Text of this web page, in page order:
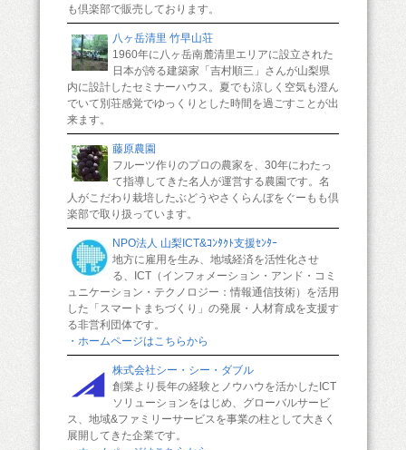
も倶楽部で販売しております。
八ヶ岳清里 竹早山荘
1960年に八ヶ岳南麓清里エリアに設立された
日本が誇る建築家「吉村順三」さんが山梨県
内に設計したセミナーハウス。夏でも涼しく空気も澄ん
でいて別荘感覚でゆっくりとした時間を過ごすことが出
来ます。
藤原農園
フルーツ作りのプロの農家を、30年にわたっ
て指導してきた名人が運営する農園です。名
人がこだわり栽培したぶどうやさくらんぼをぐーもも倶
楽部で取り扱っています。
NPO法人 山梨ICT&ｺﾝﾀｸﾄ支援ｾﾝﾀｰ
地方に雇用を生み、地域経済を活性化させ
る、ICT（インフォメーション・アンド・コミ
ュニケーション・テクノロジー：情報通信技術）を活用
した「スマートまちづくり」の発展・人材育成を支援す
る非営利団体です。
・ホームページはこちらから
株式会社シー・シー・ダブル
創業より長年の経験とノウハウを活かしたICT
ソリューションをはじめ、グローバルサービ
ス、地域&ファミリーサービスを事業の柱として大きく
展開してきた企業です。